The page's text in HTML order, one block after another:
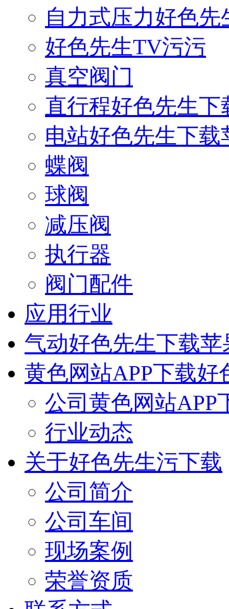
自力式压力好色
好色先生TV污污
真空阀门
直行程好色先生
电站好色先生下
蝶阀
球阀
减压阀
执行器
阀门配件
应用行业
气动好色先生下载
黄色网站APP下载好
公司黄色网站APP
行业动态
关于好色先生污下载
公司简介
公司车间
现场案例
荣誉资质